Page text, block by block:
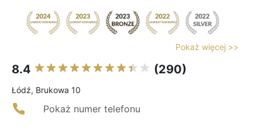
Pokaż więcej >>
8.4 (290)
Łódź, Brukowa 10
Pokaż numer telefonu